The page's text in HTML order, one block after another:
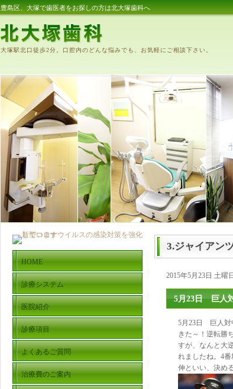
豊島区、大塚で歯医者をお探しの方は北大塚歯科へ
大塚駅北口徒歩2分。口腔内のどんな悩みでも、お気軽にご相談下さい。
3.ジャイアン
2015年5月23日 土曜日
5月23日 巨人
5月23日 巨人対
きた～！逆転勝
すが、なんと大
れましたね。4
伸といい、決め
HOME
診療システム
医院紹介
診療項目
よくあるご質問
治療費のご案内